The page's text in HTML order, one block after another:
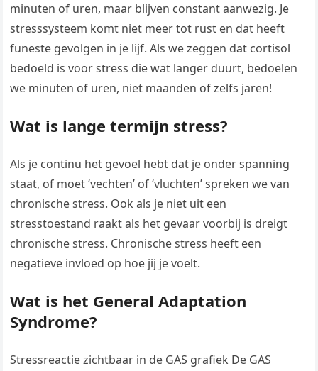
minuten of uren, maar blijven constant aanwezig. Je
stresssysteem komt niet meer tot rust en dat heeft
funeste gevolgen in je lijf. Als we zeggen dat cortisol
bedoeld is voor stress die wat langer duurt, bedoelen
we minuten of uren, niet maanden of zelfs jaren!
Wat is lange termijn stress?
Als je continu het gevoel hebt dat je onder spanning
staat, of moet ‘vechten’ of ‘vluchten’ spreken we van
chronische stress. Ook als je niet uit een
stresstoestand raakt als het gevaar voorbij is dreigt
chronische stress. Chronische stress heeft een
negatieve invloed op hoe jij je voelt.
Wat is het General Adaptation
Syndrome?
Stressreactie zichtbaar in de GAS grafiek De GAS